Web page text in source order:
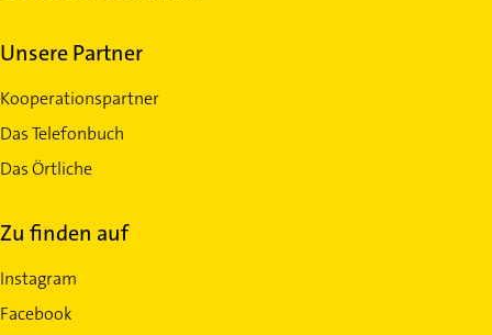
Unsere Partner
Kooperationspartner
Das Telefonbuch
Das Örtliche
Zu finden auf
Instagram
Facebook